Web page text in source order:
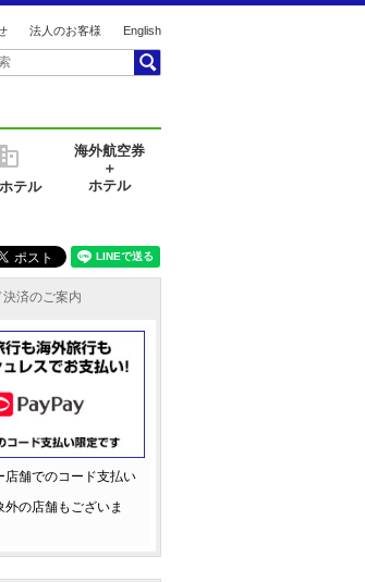
法人のお客様 English
テル
海外航空券
＋
ホテル
済のご案内
舗でのコード支払い
の店舗もございま